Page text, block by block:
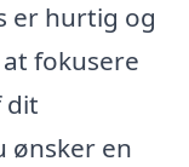
er hurtig og
fokusere
dit
ønsker en